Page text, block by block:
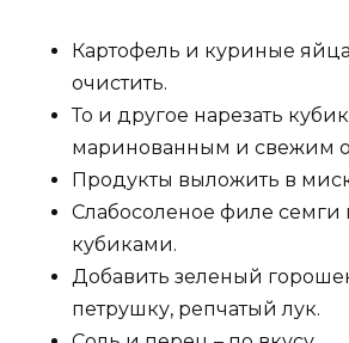
Картофель и куриные
очистить.
То и другое нарезать
маринованным и свежим
Продукты выложить в
Слабосоленое филе семги
кубиками.
Добавить зеленый
петрушку, репчатый лук.